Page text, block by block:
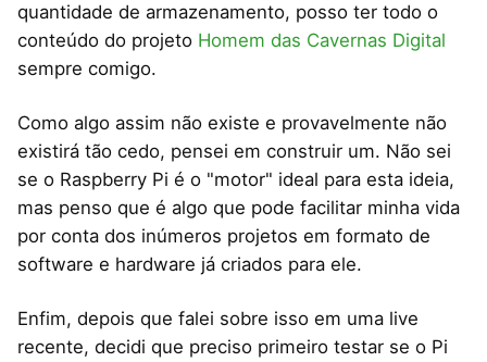
quantidade de armazenamento, posso ter todo o
conteúdo do projeto Homem das Cavernas Digital
sempre comigo.
Como algo assim não existe e provavelmente não
existirá tão cedo, pensei em construir um. Não sei
se o Raspberry Pi é o "motor" ideal para esta ideia,
mas penso que é algo que pode facilitar minha vida
por conta dos inúmeros projetos em formato de
software e hardware já criados para ele.
Enfim, depois que falei sobre isso em uma live
recente, decidi que preciso primeiro testar se o Pi